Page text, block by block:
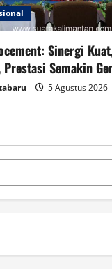
Sinergi
Semakin
5 Agustus 2026